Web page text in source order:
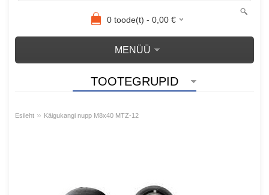
0toode(t) - 0,00€
MENÜÜ
TOOTEGRUPID
Esileht » Käigukangi nupp M8x40 MTZ-12